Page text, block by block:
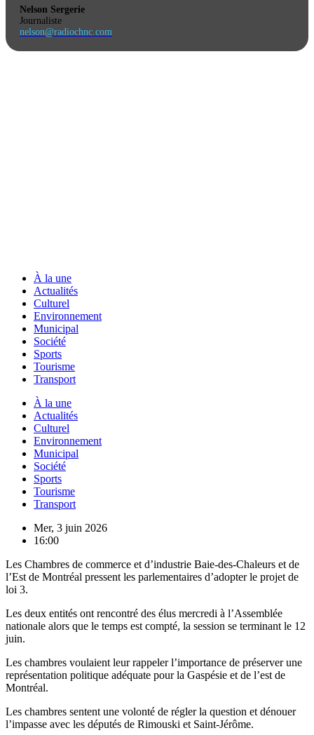
Nelson Sergerie
Journaliste
nelson@radiochnc.com
À la une
Actualités
Culturel
Environnement
Municipal
Société
Sports
Tourisme
Transport
À la une
Actualités
Culturel
Environnement
Municipal
Société
Sports
Tourisme
Transport
Mer, 3 juin 2026
16:00
Les Chambres de commerce et d’industrie Baie-des-Chaleurs et de
l’Est de Montréal pressent les parlementaires d’adopter le projet de
loi 3.
Les deux entités ont rencontré des élus mercredi à l’Assemblée
nationale alors que le temps est compté, la session se terminant le 12
juin.
Les chambres voulaient leur rappeler l’importance de préserver une
représentation politique adéquate pour la Gaspésie et de l’est de
Montréal.
Les chambres sentent une volonté de régler la question et dénouer
l’impasse avec les députés de Rimouski et Saint-Jérôme.